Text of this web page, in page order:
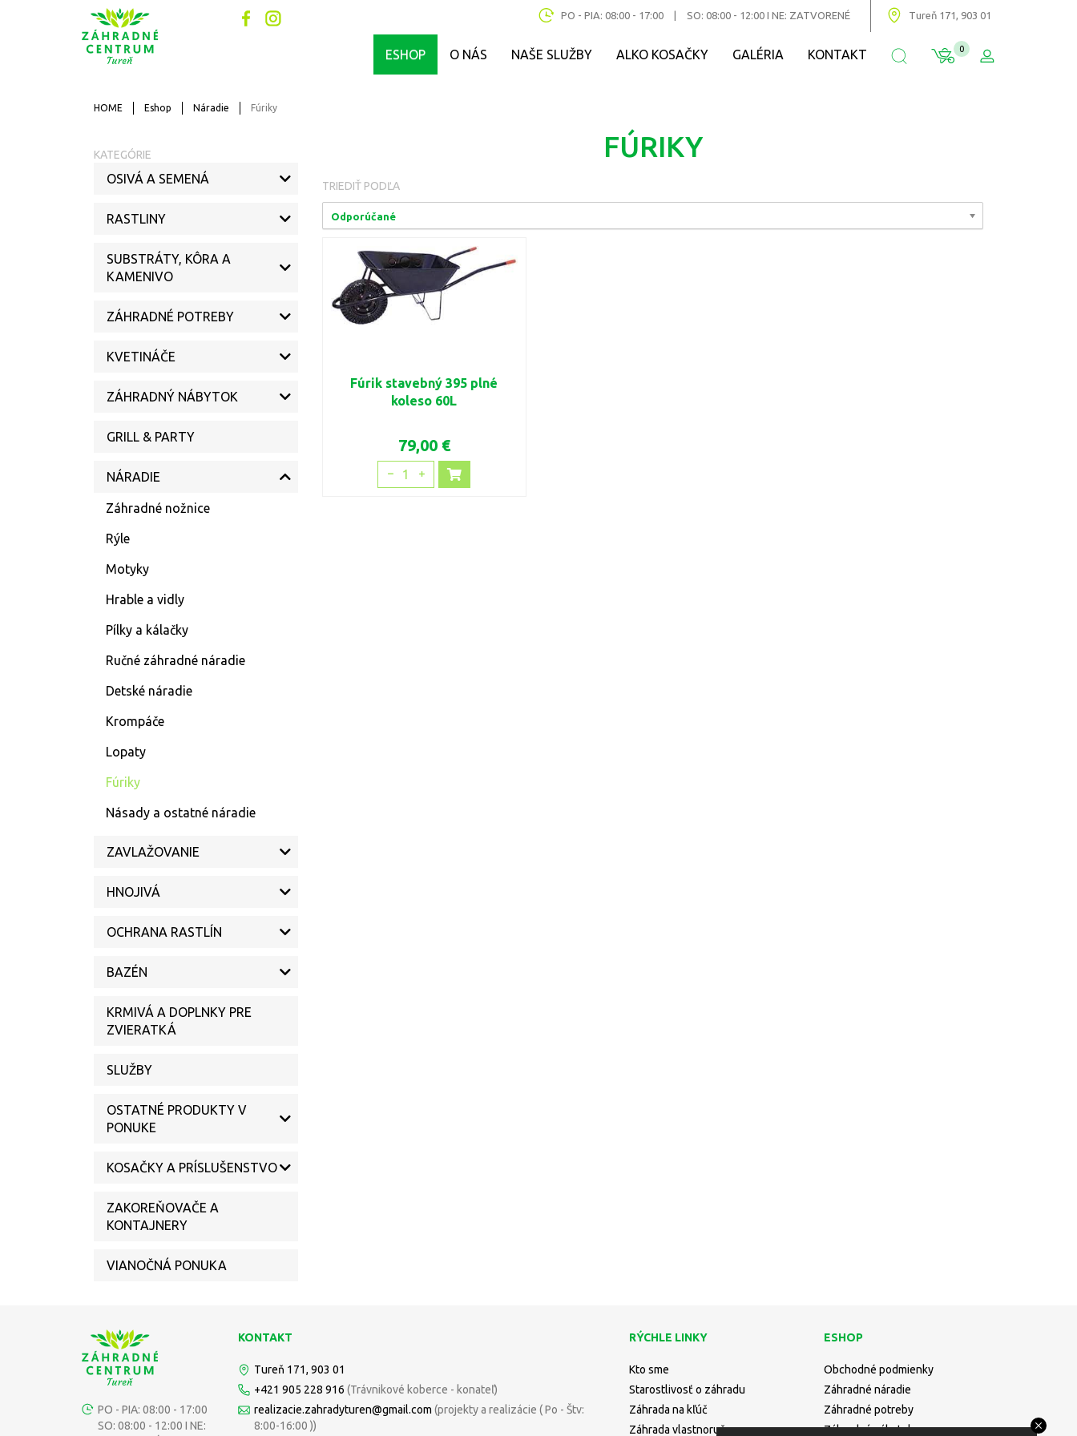
Tureň 171, 903 01
PO - PIA: 08:00 - 17:00 SO: 08:00 - 12:00 I NE: ZATVORENÉ
ESHOP O NÁS NAŠE SLUŽBY ALKO KOSAČKY GALÉRIA KONTAKT 0
HOME Eshop Náradie Fúriky
KATEGÓRIE
OSIVÁ A SEMENÁ
RASTLINY
SUBSTRÁTY, KÔRA A
KAMENIVO
ZÁHRADNÉ POTREBY
KVETINÁČE
ZÁHRADNÝ NÁBYTOK
GRILL & PARTY
NÁRADIE
Záhradné nožnice
Rýle
Motyky
Hrable a vidly
Pílky a kálačky
Ručné záhradné náradie
Detské náradie
Krompáče
Lopaty
Fúriky
Násady a ostatné náradie
ZAVLAŽOVANIE
HNOJIVÁ
OCHRANA RASTLÍN
BAZÉN
KRMIVÁ A DOPLNKY PRE
ZVIERATKÁ
SLUŽBY
OSTATNÉ PRODUKTY V
PONUKE
KOSAČKY A PRÍSLUŠENSTVO
ZAKOREŇOVAČE A
KONTAJNERY
VIANOČNÁ PONUKA
FÚRIKY
TRIEDIŤ PODĽA
Odporúčané
Fúrik stavebný 395 plné
koleso 60L
79,00 €
1
PO - PIA: 08:00 - 17:00
SO: 08:00 - 12:00 I NE:
KONTAKT
Tureň 171, 903 01
+421 905 228 916 (Trávnikové koberce - konateľ)
realizacie.zahradyturen@gmail.com (projekty a realizácie ( Po - Štv:
8:00-16:00 ))
RÝCHLE LINKY
Kto sme
Starostlivosť o záhradu
Záhrada na kľúč
Záhrada vlastnoručne
ESHOP
Obchodné podmienky
Záhradné náradie
Záhradné potreby
Záhradný nábytok